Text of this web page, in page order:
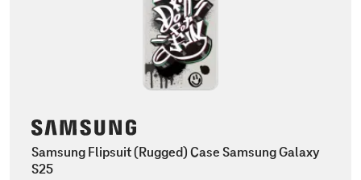
Samsung Flipsuit (Rugged) Case Samsung Galaxy
S25